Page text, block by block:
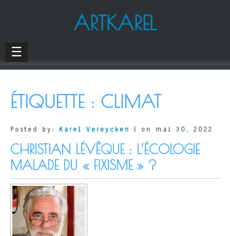
ARTKAREL
☰
ÉTIQUETTE : CLIMAT
Posted by: Karel Vereycken | on mai 30, 2022
CHRISTIAN LÉVÊQUE : L’ÉCOLOGIE
MALADE DU « FIXISME » ?